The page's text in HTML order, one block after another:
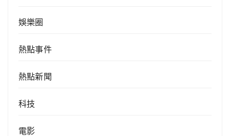
娛樂圈
熱點事件
熱點新聞
科技
電影